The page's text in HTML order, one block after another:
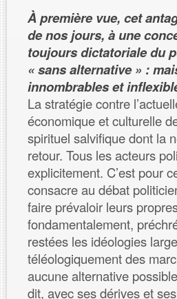
À première vue, cet
de nos jours, à une
toujours dictatoriale du
« sans alternative » :
innombrables et
La stratégie contre
économique et culturelle
spirituel salvifique dont la
retour. Tous les acteurs
explicitement. C’est pour
consacre au débat
faire prévaloir leurs
fondamentalement,
restées les idéologies
téléologiquement des
aucune alternative
dit, avec ses dérives et